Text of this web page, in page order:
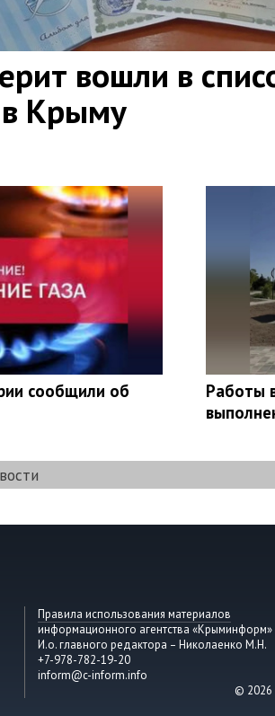
вошли в
Крыму
сообщили об
Работы
Правила использования материалов
информационного агентства «Крыминформ»
И.о. главного редактора – Николаенко М.Н.
+7-978-782-19-20
inform@c-inform.info
© 2026